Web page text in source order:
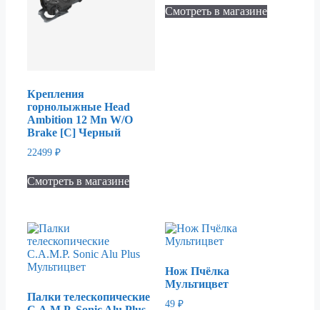
Крепления
горнолыжные Head
Ambition 12 Mn W/O
Brake [C] Черный
22499 ₽
Смотреть в магазине
Смотреть в магазине
Палки телескопические
Нож Пчёлка
Мультицвет
49₽